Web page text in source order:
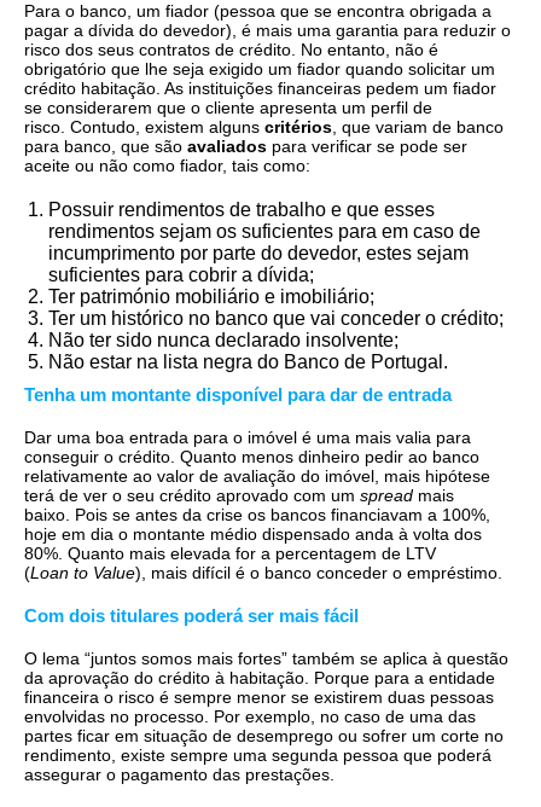
Para o banco, um fiador (pessoa que se encontra obrigada a
pagar a dívida do devedor), é mais uma garantia para reduzir o
risco dos seus contratos de crédito. No entanto, não é
obrigatório que lhe seja exigido um fiador quando solicitar um
crédito habitação. As instituições financeiras pedem um fiador
se considerarem que o cliente apresenta um perfil de
risco. Contudo, existem alguns critérios , que variam de banco
para banco, que são avaliados para verificar se pode ser
aceite ou não como fiador, tais como:
Possuir rendimentos de trabalho e que esses
rendimentos sejam os suficientes para em caso de
incumprimento por parte do devedor, estes sejam
suficientes para cobrir a dívida;
Ter património mobiliário e imobiliário;
Ter um histórico no banco que vai conceder o crédito;
Não ter sido nunca declarado insolvente;
Não estar na lista negra do Banco de Portugal.
Tenha um montante disponível para dar de entrada
Dar uma boa entrada para o imóvel é uma mais valia para
conseguir o crédito. Quanto menos dinheiro pedir ao banco
relativamente ao valor de avaliação do imóvel, mais hipótese
terá de ver o seu crédito aprovado com um spread mais
baixo. Pois se antes da crise os bancos financiavam a 100%,
hoje em dia o montante médio dispensado anda à volta dos
80%. Quanto mais elevada for a percentagem de LTV
(Loan to Value), mais difícil é o banco conceder o empréstimo.
Com dois titulares poderá ser mais fácil
O lema “juntos somos mais fortes” também se aplica à questão
da aprovação do crédito à habitação. Porque para a entidade
financeira o risco é sempre menor se existirem duas pessoas
envolvidas no processo. Por exemplo, no caso de uma das
partes ficar em situação de desemprego ou sofrer um corte no
rendimento, existe sempre uma segunda pessoa que poderá
assegurar o pagamento das prestações.